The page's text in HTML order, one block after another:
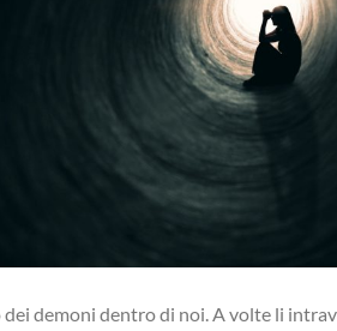
demoni dentro di noi. A volte li